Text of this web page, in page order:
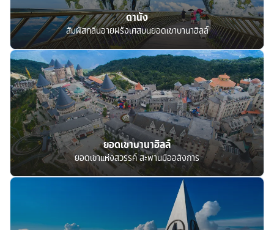
ดานัง
สัมผัสกลิ่นอายฝรั่งเศสบนยอดเขาบานาฮิลล์
ยอดเขาบานาฮิลล์
ยอดเขาแห่งสวรรค์ สะพานมืออลังการ